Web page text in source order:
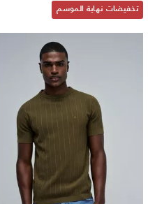
تخفيضات نهاية الموسم